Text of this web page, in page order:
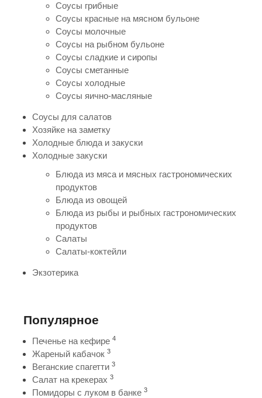
Соусы грибные
Соусы красные на мясном бульоне
Соусы молочные
Соусы на рыбном бульоне
Соусы сладкие и сиропы
Соусы сметанные
Соусы холодные
Соусы яично-масляные
Соусы для салатов
Хозяйке на заметку
Холодные блюда и закуски
Холодные закуски
Блюда из мяса и мясных гастрономических
продуктов
Блюда из овощей
Блюда из рыбы и рыбных гастрономических
продуктов
Салаты
Салаты-коктейли
Экзотерика
Популярное
Печенье на кефире 4
Жареный кабачок 3
Веганские спагетти 3
Салат на крекерах 3
Помидоры с луком в банке 3